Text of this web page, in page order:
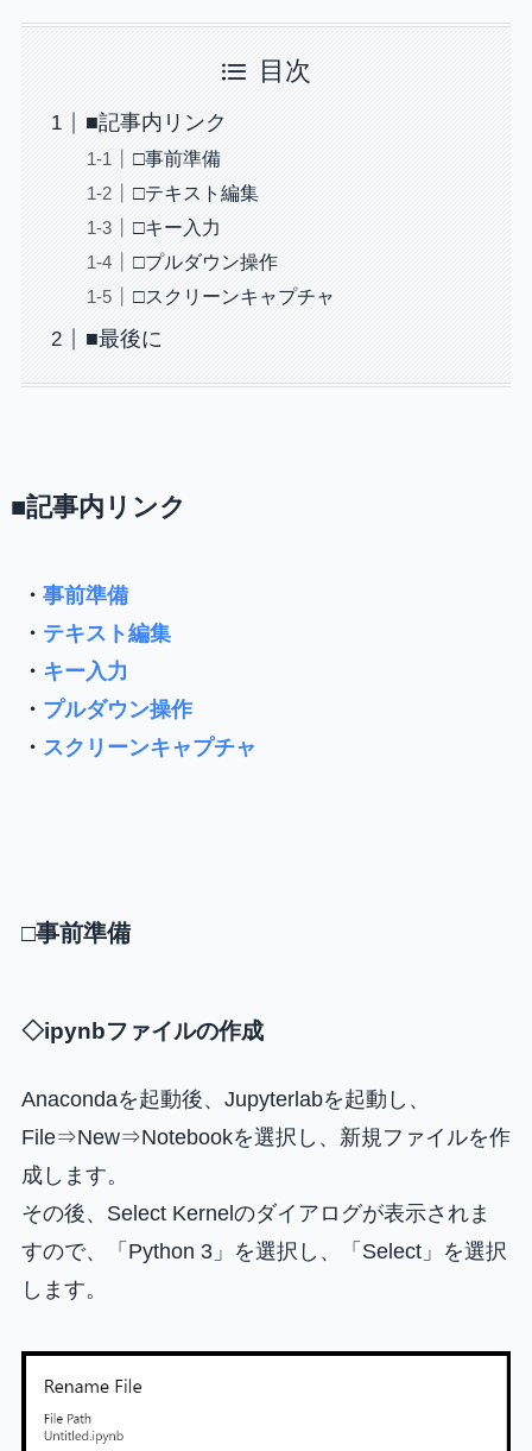
目次
■記事内リンク
□事前準備
□テキスト編集
□キー入力
□プルダウン操作
□スクリーンキャプチャ
■最後に
■記事内リンク
・ 事前準備
・ テキスト編集
・ キー入力
・ プルダウン操作
・ スクリーンキャプチャ
□事前準備
◇ipynbファイルの作成
Anacondaを起動後、Jupyterlabを起動し、
File⇒New⇒Notebookを選択し、新規ファイルを作
成します。
その後、Select Kernelのダイアログが表示されま
すので、「Python 3」を選択し、「Select」を選択
します。